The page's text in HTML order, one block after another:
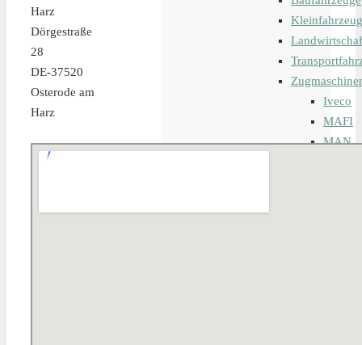
Harz
Dörgestraße
28
DE-37520
Osterode am
Harz
Iveco
MAFI
MAN